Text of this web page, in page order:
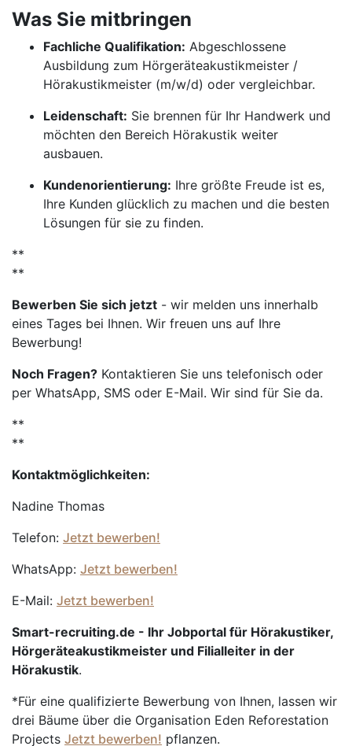
Was Sie mitbringen
Fachliche Qualifikation: Abgeschlossene
Ausbildung zum Hörgeräteakustikmeister /
Hörakustikmeister (m/w/d) oder vergleichbar.
Leidenschaft: Sie brennen für Ihr Handwerk und
möchten den Bereich Hörakustik weiter
ausbauen.
Kundenorientierung: Ihre größte Freude ist es,
Ihre Kunden glücklich zu machen und die besten
Lösungen für sie zu finden.
**
**
Bewerben Sie sich jetzt - wir melden uns innerhalb
eines Tages bei Ihnen. Wir freuen uns auf Ihre
Bewerbung!
Noch Fragen? Kontaktieren Sie uns telefonisch oder
per WhatsApp, SMS oder E-Mail. Wir sind für Sie da.
**
**
Kontaktmöglichkeiten:
Nadine Thomas
Telefon: Jetzt bewerben!
WhatsApp: Jetzt bewerben!
E-Mail: Jetzt bewerben!
Smart-recruiting.de - Ihr Jobportal für Hörakustiker,
Hörgeräteakustikmeister und Filialleiter in der
Hörakustik.
*Für eine qualifizierte Bewerbung von Ihnen, lassen wir
drei Bäume über die Organisation Eden Reforestation
Projects Jetzt bewerben! pflanzen.